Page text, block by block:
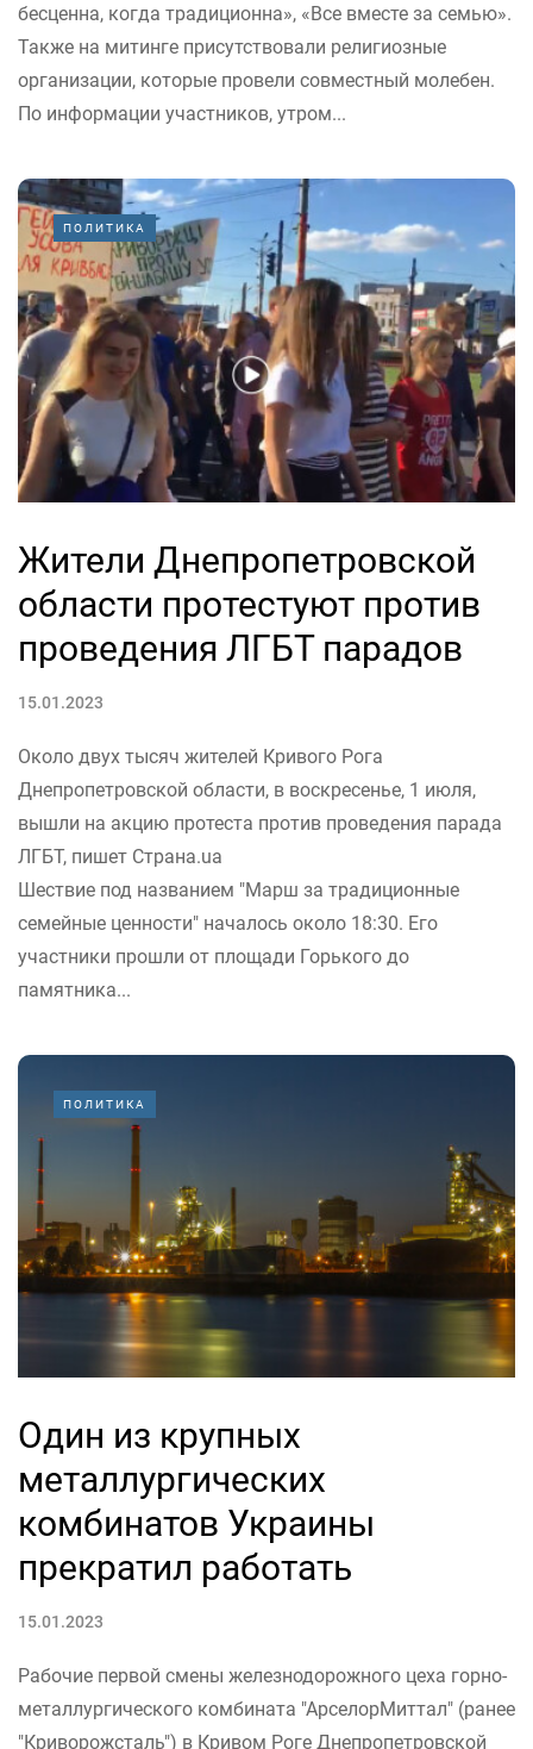
бесценна, когда традиционна», «Все вместе за семью».
Также на митинге присутствовали религиозные
организации, которые провели совместный молебен.
По информации участников, утром...
ПОЛИТИКА
Жители Днепропетровской
области протестуют против
проведения ЛГБТ парадов
15.01.2023
Около двух тысяч жителей Кривого Рога
Днепропетровской области, в воскресенье, 1 июля,
вышли на акцию протеста против проведения парада
ЛГБТ, пишет Страна.ua
Шествие под названием "Марш за традиционные
семейные ценности" началось около 18:30. Его
участники прошли от площади Горького до
памятника...
ПОЛИТИКА
Один из крупных
металлургических
комбинатов Украины
прекратил работать
15.01.2023
Рабочие первой смены железнодорожного цеха горно-
металлургического комбината "АрселорМиттал" (ранее
"Криворожсталь") в Кривом Роге Днепропетровской